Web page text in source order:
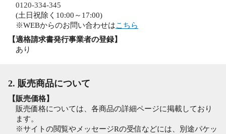
0120-334-345
(土日祝除く10:00～17:00)
※WEBからのお問い合わせはこちら
【適格請求書発行事業者の登録】
あり
2. 販売商品について
【販売価格】
販売価格については、各商品の詳細ページに掲載しており
ます。
※サイトの閲覧やメッセージRの受信などには、別途パケッ